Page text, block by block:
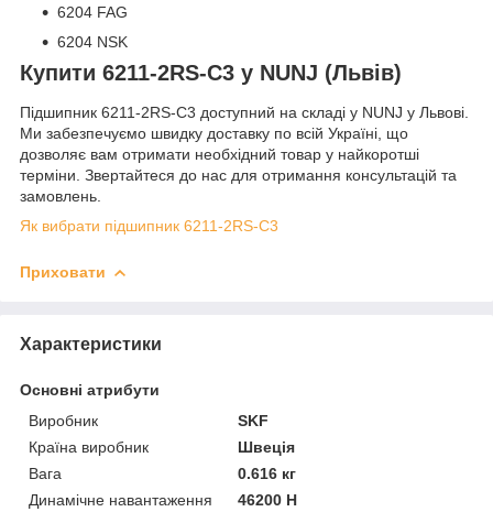
6204 FAG
6204 NSK
Купити 6211-2RS-C3 у NUNJ (Львів)
Підшипник 6211-2RS-C3 доступний на складі у NUNJ у Львові.
Ми забезпечуємо швидку доставку по всій Україні, що
дозволяє вам отримати необхідний товар у найкоротші
терміни. Звертайтеся до нас для отримання консультацій та
замовлень.
Як вибрати підшипник 6211-2RS-C3
Приховати
Характеристики
Основні атрибути
Виробник
SKF
Країна виробник
Швеція
Вага
0.616 кг
Динамічне навантаження
46200 Н